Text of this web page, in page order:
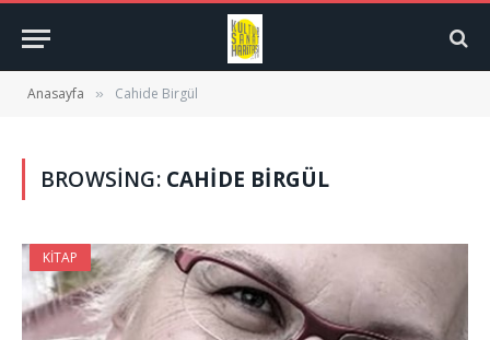
Anasayfa » Cahide Birgül
BROWSING: CAHIDE BIRGÜL
KITAP